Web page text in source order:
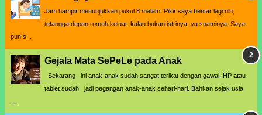
Jam hampir menunjukkan pukul 8 malam. Pikir saya bentar lagi nih,
tetangga depan rumah keluar. kalau bukan istrinya, ya suaminya. Saya
pun s...
Gejala Mata SePeLe pada Anak
Sekarang ini anak-anak sudah sangat terikat dengan gawai. HP atau
tablet sudah jadi pegangan anak-anak sehari-hari. Bahkan sejak usia